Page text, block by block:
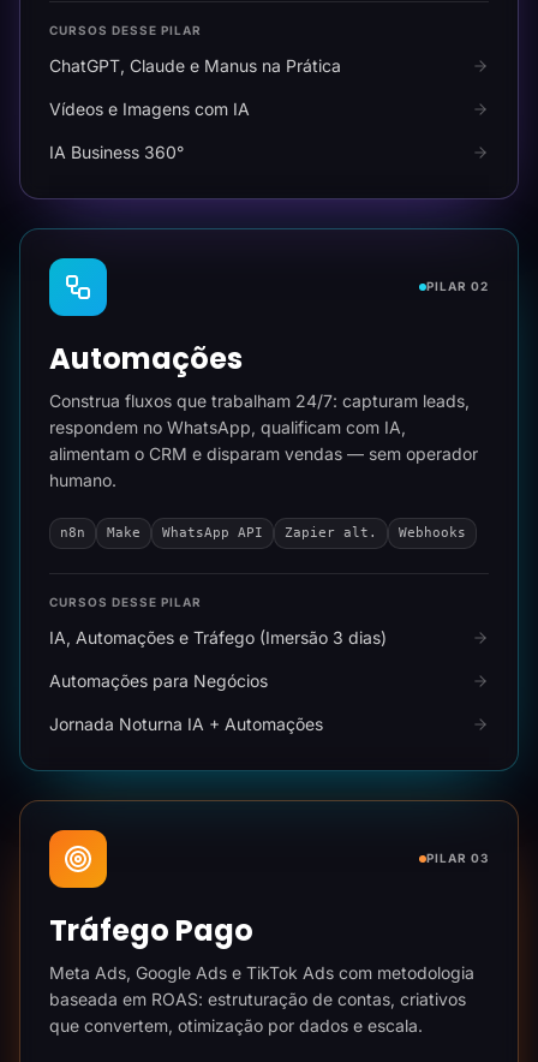
CURSOS DESSE PILAR
ChatGPT, Claude e Manus na Prática
Vídeos e Imagens com IA
IA Business 360°
PILAR 02
Automações
Construa fluxos que trabalham 24/7: capturam leads,
respondem no WhatsApp, qualificam com IA,
alimentam o CRM e disparam vendas — sem operador
humano.
n8n Make WhatsApp API Zapier alt. Webhooks
CURSOS DESSE PILAR
IA, Automações e Tráfego (Imersão 3 dias)
Automações para Negócios
Jornada Noturna IA + Automações
PILAR 03
Tráfego Pago
Meta Ads, Google Ads e TikTok Ads com metodologia
baseada em ROAS: estruturação de contas, criativos
que convertem, otimização por dados e escala.